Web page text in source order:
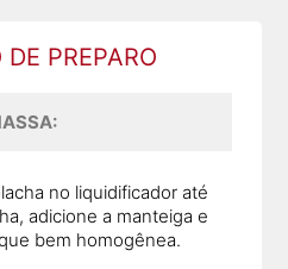
DE PREPARO
no liquidificador até
adicione a manteiga e
bem homogênea.